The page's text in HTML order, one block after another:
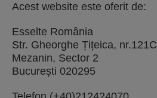
Acest website este oferit de:
Esselte România
Str. Gheorghe Țițeica, nr.121C
Mezanin, Sector 2
București 020295